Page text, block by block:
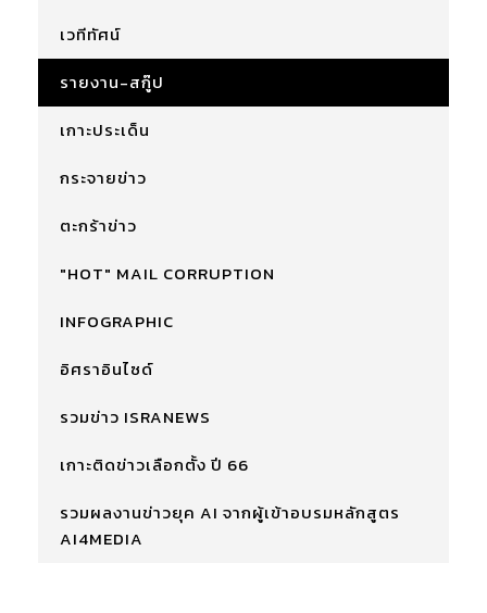
เวทีทัศน์
รายงาน-สกู๊ป
เกาะประเด็น
กระจายข่าว
ตะกร้าข่าว
"HOT" MAIL CORRUPTION
INFOGRAPHIC
อิศราอินไซด์
รวมข่าว ISRANEWS
เกาะติดข่าวเลือกตั้ง ปี 66
รวมผลงานข่าวยุค AI จากผู้เข้าอบรมหลักสูตร
AI4MEDIA